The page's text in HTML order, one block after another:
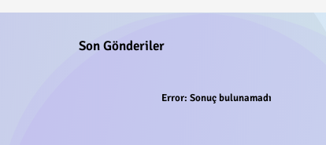
Son Gönderiler
Error: Sonuç bulunamadı